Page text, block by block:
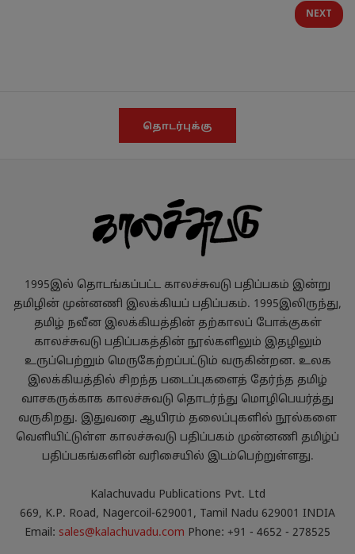
NEXT
தொடர்புக்கு
1995இல் தொடங்கப்பட்ட காலச்சுவடு பதிப்பகம் இன்று
தமிழின் முன்னணி இலக்கியப் பதிப்பகம். 1995இலிருந்து,
தமிழ் நவீன இலக்கியத்தின் தற்காலப் போக்குகள்
காலச்சுவடு பதிப்பகத்தின் நூல்களிலும் இதழிலும்
உருப்பெற்றும் மெருகேற்றப்பட்டும் வருகின்றன. உலக
இலக்கியத்தில் சிறந்த படைப்புகளைத் தேர்ந்த தமிழ்
வாசகருக்காக காலச்சுவடு தொடர்ந்து மொழிபெயர்த்து
வருகிறது. இதுவரை ஆயிரம் தலைப்புகளில் நூல்களை
வெளியிட்டுள்ள காலச்சுவடு பதிப்பகம் முன்னணி தமிழ்ப்
பதிப்பகங்களின் வரிசையில் இடம்பெற்றுள்ளது.
Kalachuvadu Publications Pvt. Ltd
669, K.P. Road, Nagercoil-629001, Tamil Nadu 629001 INDIA
Email: sales@kalachuvadu.com Phone: +91 - 4652 - 278525